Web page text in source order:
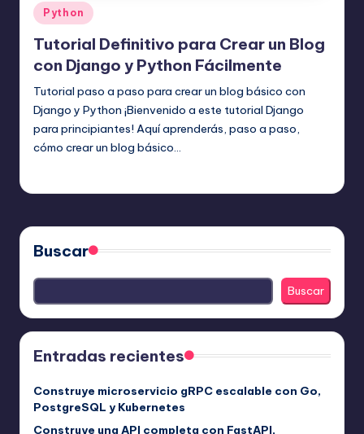
Publicado
en
Python
Tutorial Definitivo para Crear un Blog
con Django y Python Fácilmente
Tutorial paso a paso para crear un blog básico con
Django y Python ¡Bienvenido a este tutorial Django
para principiantes! Aquí aprenderás, paso a paso,
cómo crear un blog básico…
Buscar
Buscar
Entradas recientes
Construye microservicio gRPC escalable con Go,
PostgreSQL y Kubernetes
Construye una API completa con FastAPI,